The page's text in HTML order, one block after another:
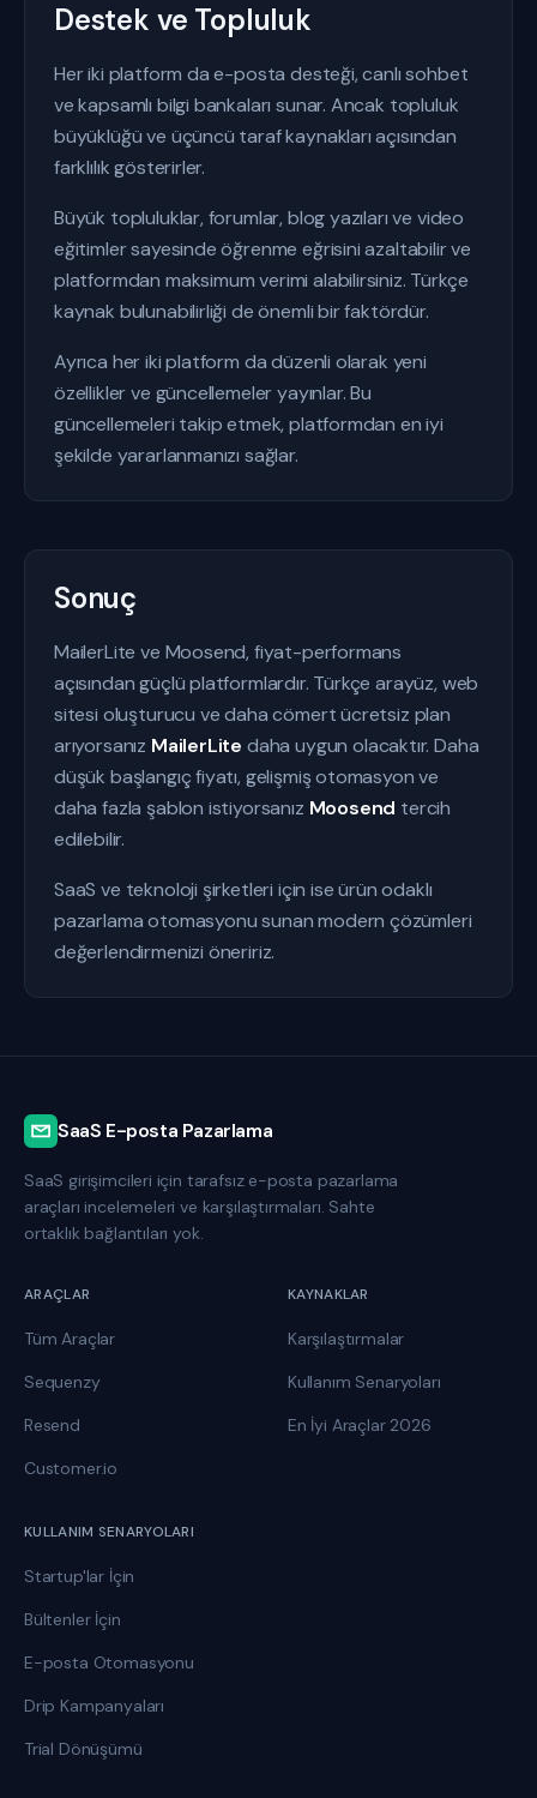
Destek ve Topluluk
Her iki platform da e-posta desteği, canlı sohbet
ve kapsamlı bilgi bankaları sunar. Ancak topluluk
büyüklüğü ve üçüncü taraf kaynakları açısından
farklılık gösterirler.
Büyük topluluklar, forumlar, blog yazıları ve video
eğitimler sayesinde öğrenme eğrisini azaltabilir ve
platformdan maksimum verimi alabilirsiniz. Türkçe
kaynak bulunabilirliği de önemli bir faktördür.
Ayrıca her iki platform da düzenli olarak yeni
özellikler ve güncellemeler yayınlar. Bu
güncellemeleri takip etmek, platformdan en iyi
şekilde yararlanmanızı sağlar.
Sonuç
MailerLite ve Moosend, fiyat-performans
açısından güçlü platformlardır. Türkçe arayüz, web
sitesi oluşturucu ve daha cömert ücretsiz plan
arıyorsanız MailerLite daha uygun olacaktır. Daha
düşük başlangıç fiyatı, gelişmiş otomasyon ve
daha fazla şablon istiyorsanız Moosend tercih
edilebilir.
SaaS ve teknoloji şirketleri için ise ürün odaklı
pazarlama otomasyonu sunan modern çözümleri
değerlendirmenizi öneririz.
SaaS E-posta Pazarlama
SaaS girişimcileri için tarafsız e-posta pazarlama
araçları incelemeleri ve karşılaştırmaları. Sahte
ortaklık bağlantıları yok.
ARAÇLAR
Tüm Araçlar
Sequenzy
Resend
Customer.io
KAYNAKLAR
Karşılaştırmalar
Kullanım Senaryoları
En İyi Araçlar 2026
KULLANIM SENARYOLARI
Startup'lar İçin
Bültenler İçin
E-posta Otomasyonu
Drip Kampanyaları
Trial Dönüşümü